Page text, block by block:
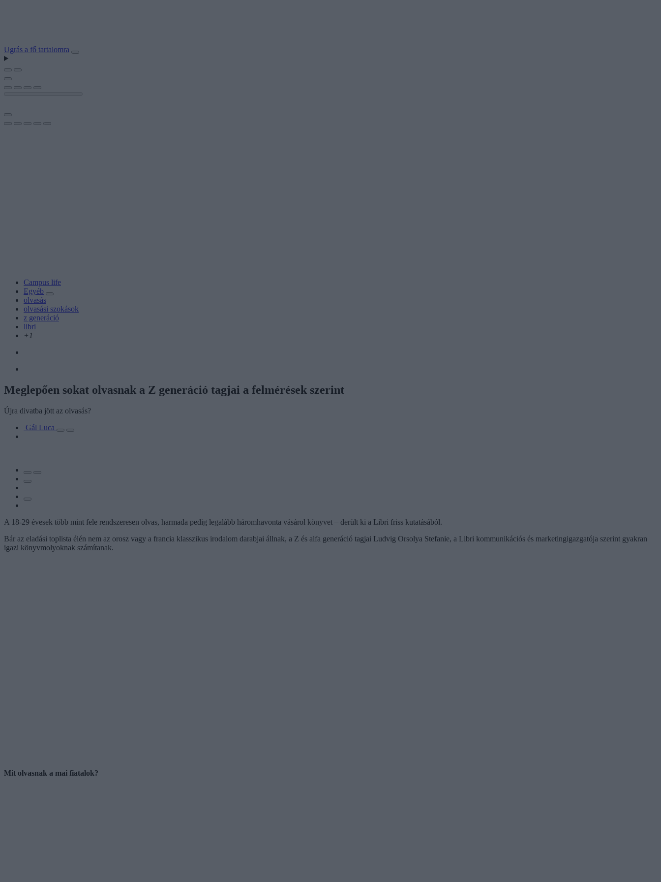
Ugrás a fő tartalomra
Campus life
Egyéb
olvasás
olvasási szokások
z generáció
libri
+1
Meglepően sokat olvasnak a Z generáció tagjai a felmérések szerint
Újra divatba jött az olvasás?
Gál Luca
A 18-29 évesek több mint fele rendszeresen olvas, harmada pedig legalább háromhavonta vásárol könyvet – derült ki a Libri friss kutatásából.
Bár az eladási toplista élén nem az orosz vagy a francia klasszikus irodalom darabjai állnak, a Z és alfa generáció tagjai Ludvig Orsolya Stefanie, a Libri kommunikációs és marketingigazgatója szerint gyakran
igazi könyvmolyoknak számítanak.
Mit olvasnak a mai fiatalok?